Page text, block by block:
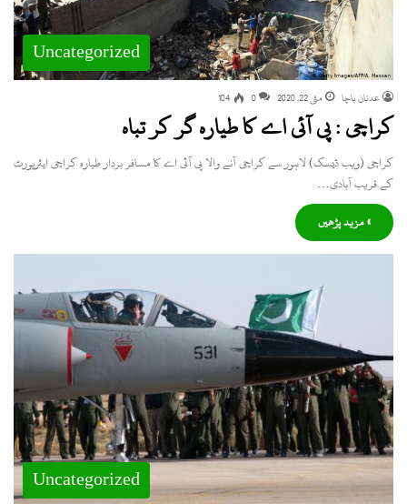
Uncategorized
عدنان باچا مئی 22, 2020 0
104
کراچی : پی آئی اے کا طیارہ گر کر تباہ
کراچی (ویب ڈیسک) لاہور سے کراچی آنے والا پی آئی اے کا مسافر بردار طیارہ کراچی ایئرپورٹ
کے قریب آبادی…
» مزید پڑھیں
Uncategorized